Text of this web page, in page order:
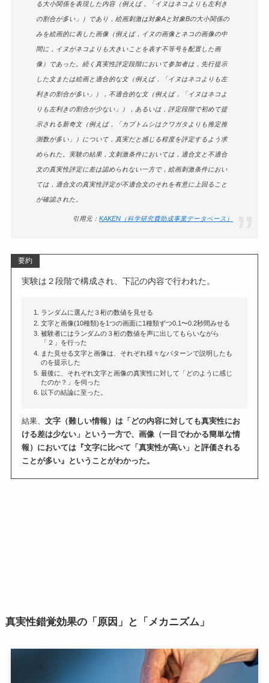
る大小関係を表現した内容（例えば，「イヌはネコよりも左利き
の割合が多い」）であり，絵画刺激は対象Aと対象Bの大小関係の
みを絵画的に表した画像（例えば，イヌの画像とネコの画像の中
間に，イヌがネコよりも大きいことを表す不等号を配置した画
像）であった。続く真実性評定段階において参加者は，先行提示
した文または絵画と適合的な文（例えば，「イヌはネコよりも左
利きの割合が多い」），不適合的な文（例えば，「イヌはネコよ
りも左利きの割合が少ない」），あるいは，評定段階で初めて提
示される新奇文（例えば，「カブトムシはクワガタよりも推定推
測数が多い」）について，真実だと感じる程度を評定するよう求
められた。実験の結果，文刺激条件においては，適合文と不適合
文の真実性評定に差は認められない一方で，絵画刺激条件におい
ては，適合文の真実性評定が不適合文のそれを有意に上回ること
が確認された。
引用元：KAKEN（科学研究費助成事業データベース）
要約
実験は２段階で構成され、下記の内容で行われた。
ランダムに選んだ３桁の数値を見せる
文字と画像(10種類)を1つの画面に1種類ずつ0.1〜0.2秒間みせる
被験者にはランダムの３桁の数値を声に出してもらいながら
「２」を行った
また見せる文字と画像は、それぞれ様々なパターンで説明したも
のを提示した
最後に、それぞれ文字と画像の真実性に対して「どのように感じ
たのか？」を伺った
以下の結論に至った。
結果、文字（難しい情報）は「どの内容に対しても真実性にお
ける差は少ない」という一方で、画像（一目でわかる簡単な情
報）においては『文字に比べて「真実性が高い」と評価される
ことが多い』ということがわかった。
真実性錯覚効果の「原因」と「メカニズム」